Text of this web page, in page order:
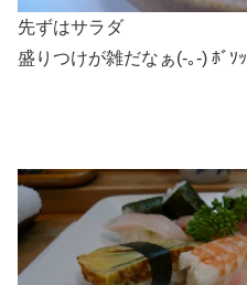
先ずはサラダ
盛りつけが雑だなぁ(-｡-) ﾎﾞｿｯ